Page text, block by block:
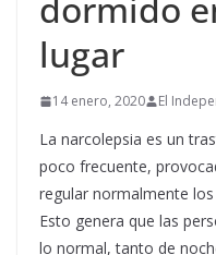
lugar
14 enero, 2020 El
La narcolepsia es un
poco frecuente,
regular normalmente
Esto genera que las
lo normal, tanto de